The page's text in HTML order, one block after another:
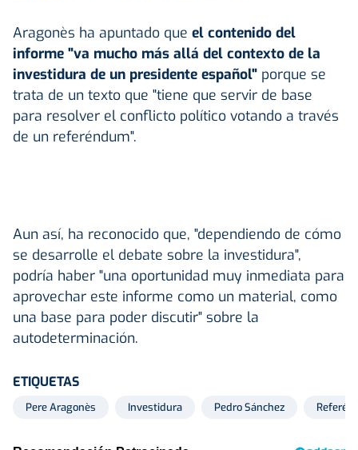
Aragonès ha apuntado que el contenido del
informe "va mucho más allá del contexto de la
investidura de un presidente español" porque se
trata de un texto que "tiene que servir de base
para resolver el conflicto político votando a través
de un referéndum".
Aun así, ha reconocido que, "dependiendo de cómo
se desarrolle el debate sobre la investidura",
podría haber "una oportunidad muy inmediata para
aprovechar este informe como un material, como
una base para poder discutir" sobre la
autodeterminación.
ETIQUETAS
Pere Aragonès Investidura Pedro Sánchez